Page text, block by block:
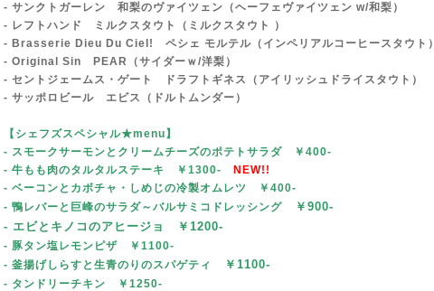
- サンクトガーレン 和梨のヴァイツェン（ヘーフェヴァイツェン w/和梨）
- レフトハンド ミルクスタウト（ミルクスタウト ）
- Brasserie Dieu Du Ciel! ペシェ モルテル（インペリアルコーヒースタウト）
- Original Sin PEAR（サイダーｗ/洋梨）
- セントジェームス・ゲート ドラフトギネス（アイリッシュドライスタウト）
- サッポロビール エビス（ドルトムンダー）
【シェフズスペシャル★menu 】
- スモークサーモンとクリームチーズのポテトサラダ ￥400-
- 牛もも肉のタルタルステーキ
￥1300-
NEW!!
- ベーコンとカボチャ・しめじの冷製オムレツ ￥400-
- 鴨レバーと巨峰のサラダ～バルサミコドレッシング ￥900-
- エビとキノコのアヒージョ ￥1200-
- 豚タン塩レモンピザ ￥1100-
- 釜揚げしらすと生青のりのスパゲティ
￥1100-
- タンドリーチキン ￥1250-